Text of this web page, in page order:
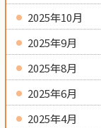
2025年10月
2025年9月
2025年8月
2025年6月
2025年4月